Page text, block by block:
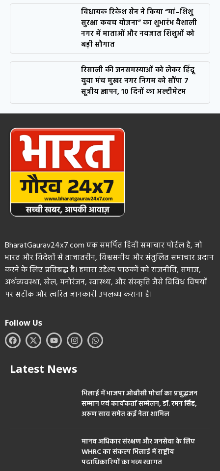
विधायक रिकेश सेन ने किया “मां–शिशु
सुरक्षा कवच योजना” का शुभारंभ वैशाली
नगर में माताओं और नवजात शिशुओं को
बड़ी सौगात
रिसाली की जनसमस्याओं को लेकर हिंदू
युवा मंच मुखर नगर निगम को सौंपा 7
सूत्रीय ज्ञापन, 10 दिनों का अल्टीमेटम
BharatGaurav24x7.com एक समर्पित हिंदी समाचार पोर्टल है, जो
भारत और विदेशों से ताजातरीन, विश्वसनीय और संतुलित समाचार प्रदान
करने के लिए प्रतिबद्ध है। हमारा उद्देश्य पाठकों को राजनीति, समाज,
अर्थव्यवस्था, खेल, मनोरंजन, स्वास्थ्य, और संस्कृति जैसे विविध विषयों
पर सटीक और त्वरित जानकारी उपलब्ध कराना है।
Follow Us
Latest News
भिलाई में भाजपा ओबीसी मोर्चा का प्रबुद्धजन
सम्मान एवं कार्यकर्ता सम्मेलन, डॉ. रमन सिंह,
अरुण साव समेत कई नेता शामिल
मानव अधिकार संरक्षण और जनसेवा के लिए
WHRC का संकल्प भिलाई में राष्ट्रीय
पदाधिकारियों का भव्य स्वागत